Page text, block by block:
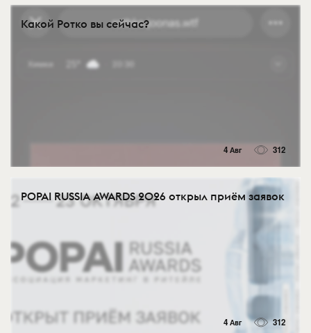
Какой Ротко вы сейчас?
4 Авг 312
POPAI RUSSIA AWARDS 2026 открыл приём заявок
4 Авг 312